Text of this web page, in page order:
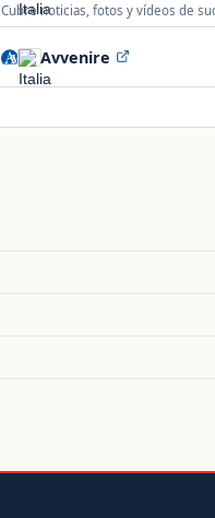
Cubre noticias, fotos y vídeos de
región de Lombardía, Italia.
Avvenire